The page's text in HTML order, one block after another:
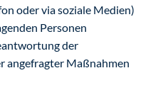
oder via soziale Medien)
Personen
der
angefragter Maßnahmen